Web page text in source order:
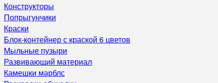
Конструкторы
Попрыгунчики
Краски
Блок-контейнер с краской 6 цветов
Мыльные пузыри
Развивающий материал
Камешки марблс